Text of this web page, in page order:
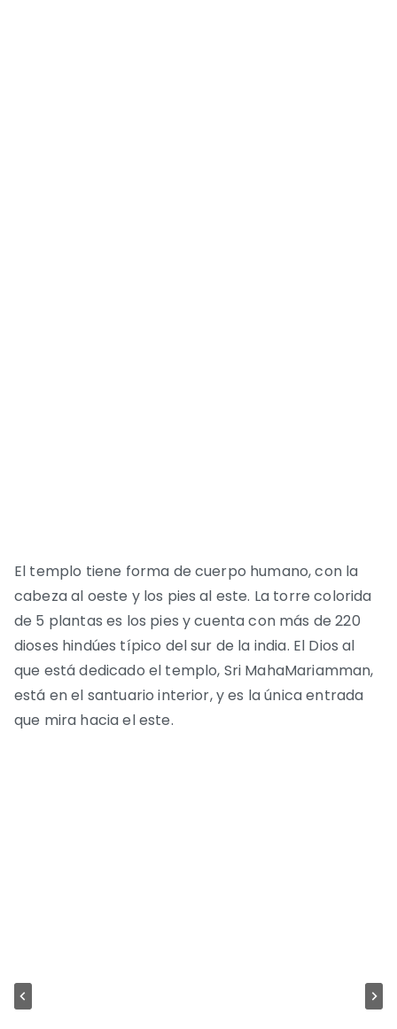
El templo tiene forma de cuerpo humano, con la
cabeza al oeste y los pies al este. La torre colorida
de 5 plantas es los pies y cuenta con más de 220
dioses hindúes típico del sur de la india. El Dios al
que está dedicado el templo, Sri MahaMariamman,
está en el santuario interior, y es la única entrada
que mira hacia el este.